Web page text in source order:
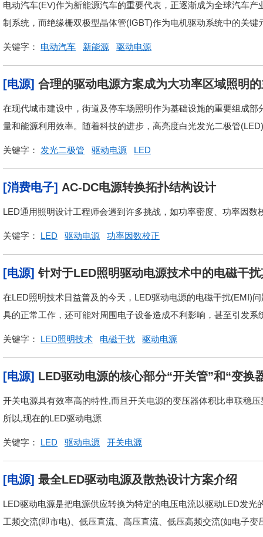
电动汽车(EV)作为新能源汽车的重要代表，正逐渐成为全球汽车
制系统，而绝缘栅双极型晶体管(IGBT)作为电机驱动系统中的关
关键字： 电动汽车 新能源 驱动电源
[电源] 合理的驱动电源方案成为大功率区域照明
在现代城市建设中，街道及停车场照明作为基础设施的重要组成
量和能源利用效率。随着科技的进步，高亮度白光发光二极管
关键字： 发光二极管 驱动电源 LED
[消费电子] AC-DC电源转换拓扑结构设计
LED通用照明设计工程师会遇到许多挑战，如功率密度、功率因数
关键字： LED 驱动电源 功率因数校正
[电源] 针对于LED照明驱动电源技术中的电磁干
在LED照明技术日益普及的今天，LED驱动电源的电磁干扰(EMI)
具的正常工作，还可能对周围电子设备造成不利影响，甚至引发
关键字： LED照明技术 电磁干扰 驱动电源
[电源] LED驱动电源的核心部分“开关管”和“变换
开关电源具有效率高的特性,而且开关电源的变压器体积比串联稳
所以,现在的LED驱动电源
关键字： LED 驱动电源 开关电源
[电源] 最全LED驱动电源及散热设计方案介绍
LED驱动电源是把电源供应转换为特定的电压电流以驱动LED发
工频交流(即市电)、低压直流、高压直流、低压高频交流(如电子变